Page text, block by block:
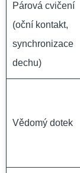
Párová cvičení
(oční kontakt,
synchronizace
dechu)
Vědomý dotek